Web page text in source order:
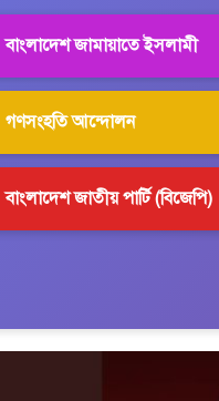
বাংলাদেশ জামায়াতে ইসলামী
গণসংহতি আন্দোলন
বাংলাদেশ জাতীয় পার্টি (বিজেপি)